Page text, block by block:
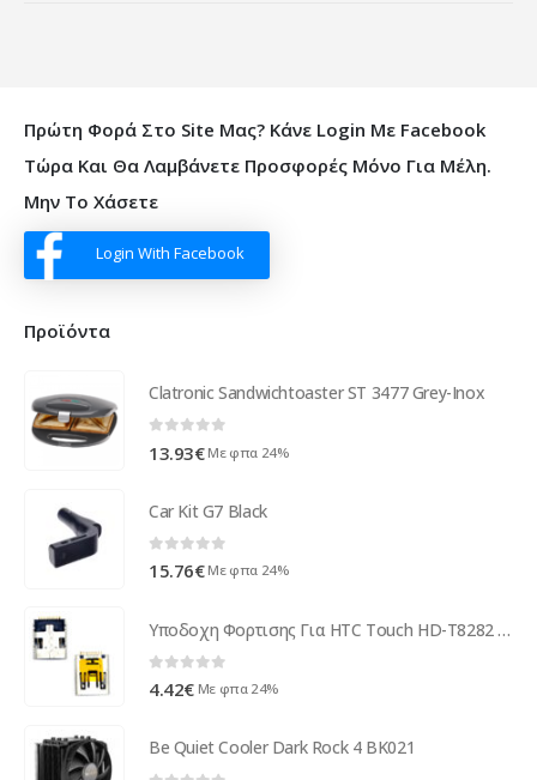
Πρώτη Φορά Στο Site Μας? Κάνε Login Με Facebook
Τώρα Και Θα Λαμβάνετε Προσφορές Μόνο Για Μέλη.
Μην Το Χάσετε
Login With Facebook
Προϊόντα
Clatronic Sandwichtoaster ST 3477 Grey-Inox
13.93€ Με φπα 24%
Car Kit G7 Black
0 out of 5
15.76€ Με φπα 24%
Υποδοχη Φορτισης Για HTC Touch HD-T8282 Micro Usb 11 Pins OR
0out of 5
4.42€ Με φπα 24%
Be Quiet Cooler Dark Rock 4 BK021